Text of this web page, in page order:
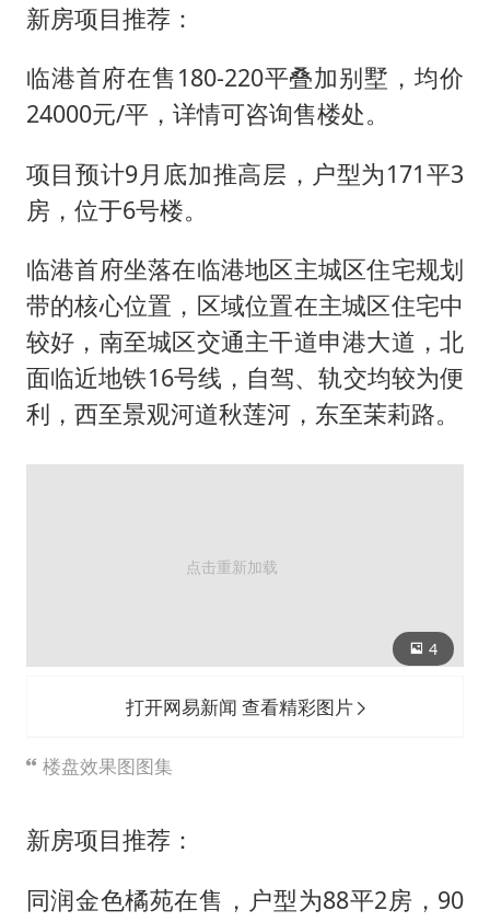
新房项目推荐：
临港首府在售180-220平叠加别墅，均价
24000元/平，详情可咨询售楼处。
项目预计9月底加推高层，户型为171平3
房，位于6号楼。
临港首府坐落在临港地区主城区住宅规划
带的核心位置，区域位置在主城区住宅中
较好，南至城区交通主干道申港大道，北
面临近地铁16号线，自驾、轨交均较为便
利，西至景观河道秋莲河，东至茉莉路。
4
打开网易新闻 查看精彩图片
楼盘效果图图集
新房项目推荐：
同润金色橘苑在售，户型为88平2房，90